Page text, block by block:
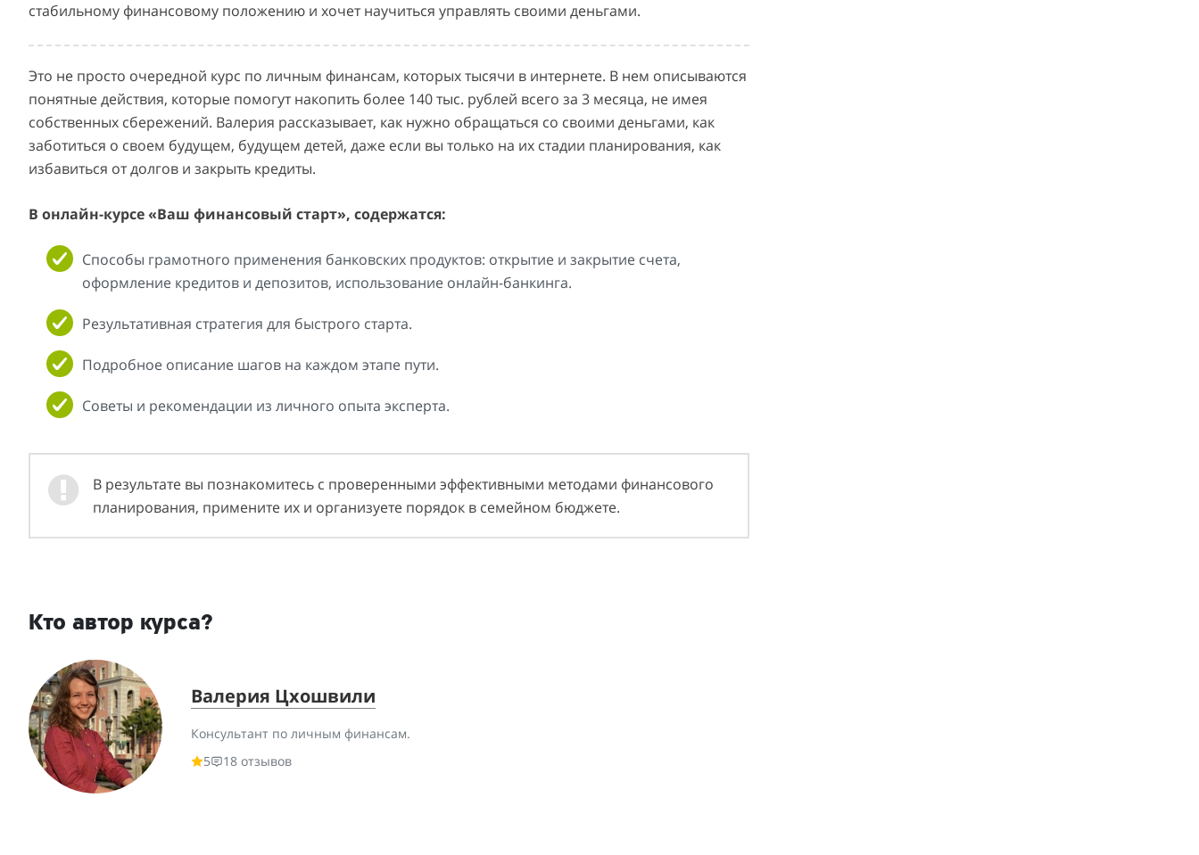
стабильному финансовому положению и хочет научиться управлять своими деньгами.
Это не просто очередной курс по личным финансам, которых тысячи в интернете. В нем описываются
понятные действия, которые помогут накопить более 140 тыс. рублей всего за 3 месяца, не имея
собственных сбережений. Валерия рассказывает, как нужно обращаться со своими деньгами, как
заботиться о своем будущем, будущем детей, даже если вы только на их стадии планирования, как
избавиться от долгов и закрыть кредиты.
В онлайн-курсе «Ваш финансовый старт», содержатся:
Способы грамотного применения банковских продуктов: открытие и закрытие счета,
оформление кредитов и депозитов, использование онлайн-банкинга.
Результативная стратегия для быстрого старта.
Подробное описание шагов на каждом этапе пути.
Советы и рекомендации из личного опыта эксперта.
В результате вы познакомитесь с проверенными эффективными методами финансового
планирования, примените их и организуете порядок в семейном бюджете.
Кто автор курса?
Валерия Цхошвили
Консультант по личным финансам.
5
18 отзывов